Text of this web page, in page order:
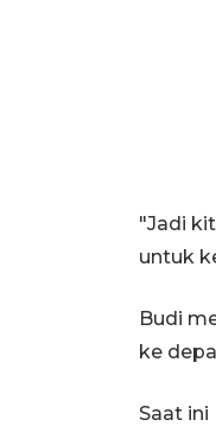
"Jadi
untuk
Budi
ke
Saat ini